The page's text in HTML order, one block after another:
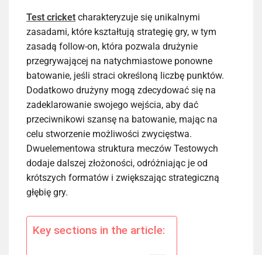
Test cricket charakteryzuje się unikalnymi
zasadami, które kształtują strategię gry, w tym
zasadą follow-on, która pozwala drużynie
przegrywającej na natychmiastowe ponowne
batowanie, jeśli straci określoną liczbę punktów.
Dodatkowo drużyny mogą zdecydować się na
zadeklarowanie swojego wejścia, aby dać
przeciwnikowi szansę na batowanie, mając na
celu stworzenie możliwości zwycięstwa.
Dwuelementowa struktura meczów Testowych
dodaje dalszej złożoności, odróżniając je od
krótszych formatów i zwiększając strategiczną
głębię gry.
Key sections in the article: